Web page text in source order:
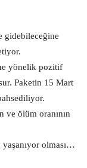
gidebileceğine
yönelik pozitif
Paketin 15 Mart
ve ölüm oranının
olması…